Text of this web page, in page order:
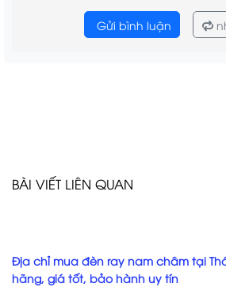
Gửi bình luận
BÀI VIẾT LIÊN QUAN
Địa chỉ mua đèn ray nam châm tại
hãng, giá tốt, bảo hành uy tín